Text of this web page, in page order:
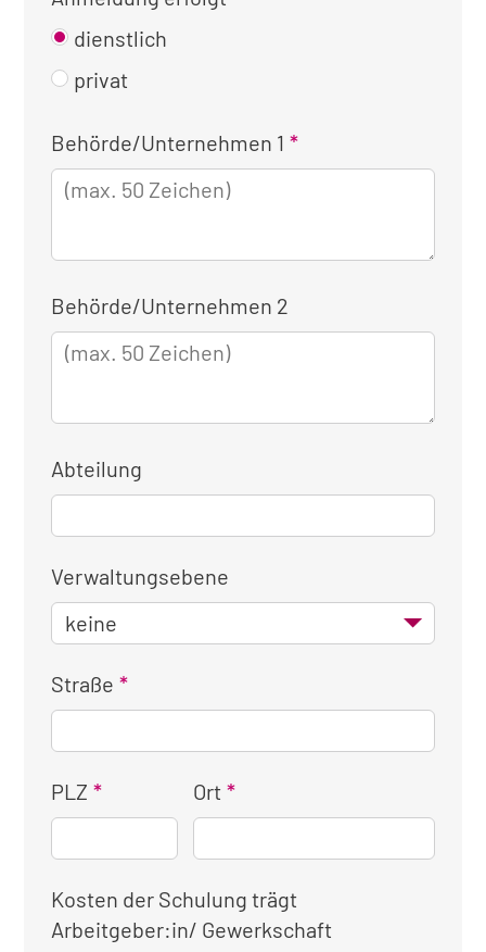
dienstlich
privat
Kontaktinformationen
für
die
Behörde/Unternehmen 1
Behörde/Unternehmen 2
Abteilung
Verwaltungsebene
Straße
PLZ Ort
Kosten der Schulung trägt
Arbeitgeber:in/ Gewerkschaft